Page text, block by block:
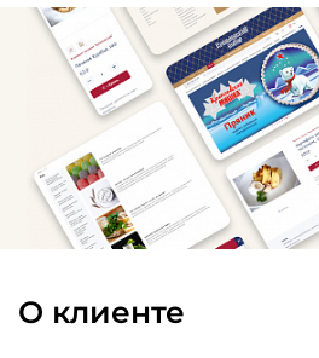
и развитие
Битрикс 24
О клиенте